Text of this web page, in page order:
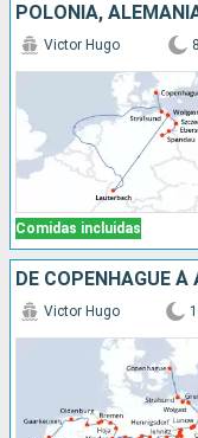
POLONIA,
Comidas incluidas
Victor Hugo
Victor Hugo